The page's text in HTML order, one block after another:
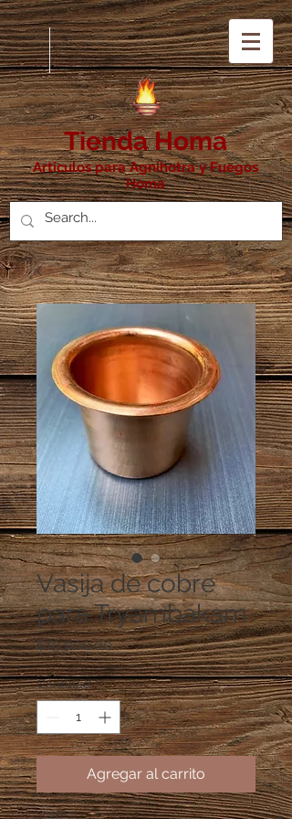
Tienda Homa
Artículos para Agnihotra y Fuegos
Homa
Vasija de cobre
para Tryambakam
$19,000.00Precio
Cantidad *
Agregar al carrito